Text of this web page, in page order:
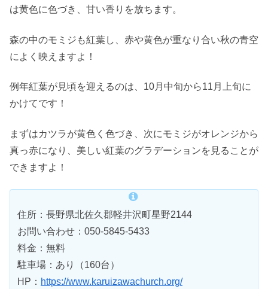
は黄色に色づき、甘い香りを放ちます。
森の中のモミジも紅葉し、赤や黄色が重なり合い秋の青空
によく映えますよ！
例年紅葉が見頃を迎えるのは、10月中旬から11月上旬に
かけてです！
まずはカツラが黄色く色づき、次にモミジがオレンジから
真っ赤になり、美しい紅葉のグラデーションを見ることが
できますよ！
住所：長野県北佐久郡軽井沢町星野2144
お問い合わせ：050-5845-5433
料金：無料
駐車場：あり（160台）
HP： https://www.karuizawachurch.org/